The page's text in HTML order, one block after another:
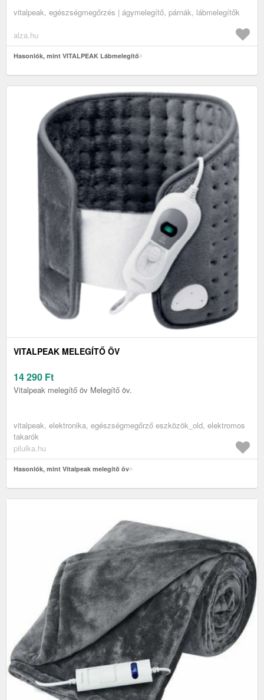
vitalpeak, egészségmegőrzés | ágymelegítő, párnák, lábmelegítők
alza.hu
Hasonlók, mint VITALPEAK Lábmelegítő
VITALPEAK MELEGÍTŐ ÖV
14 290 Ft
Vitalpeak melegítő öv Melegítő öv.
vitalpeak, elektronika, egészségmegőrző eszközök_old, elektromos
takarók
pilulka.hu
Hasonlók, mint Vitalpeak melegítő öv